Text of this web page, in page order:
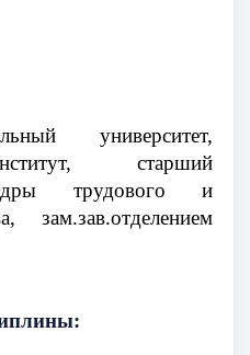
университет,
старший
трудового и
зам.зав.отделением